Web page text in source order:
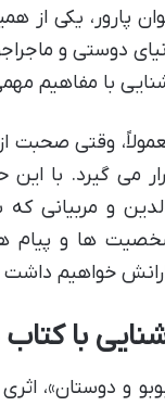
پارور، یکی از
دوستی و
با مفاهیم
وقتی صحبت
می گیرد. با
و مربیانی
ها و پیام
خواهیم داشت
با
و دوستان»،